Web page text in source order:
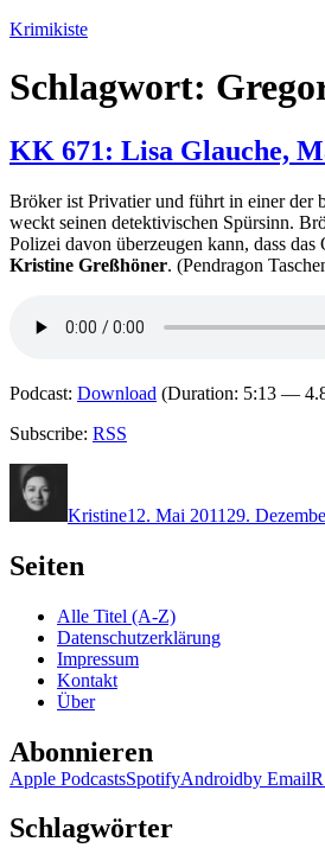
Zum
springen
Krimikiste
Schlagwort:
KK 671: Lisa Glauche,
Bröker ist Privatier und führt in einer der
weckt seinen detektivischen Spürsinn.
Polizei davon überzeugen kann, dass
Kristine Greßhöner. (Pendragon
Podcast: Download (Duration: 5:13 —
Subscribe: RSS
Kristine12. Mai 2011 29.
Seiten
Alle Titel (A-Z)
Datenschutzerklärung
Impressum
Kontakt
Über
Abonnieren
Apple PodcastsSpotifyAndroidby Email
Schlagwörter